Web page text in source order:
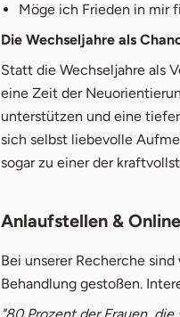
Möge ich Frieden in mir
Die Wechseljahre als
Statt die Wechseljahre als
eine Zeit der
unterstützen und eine
sich selbst liebevolle
sogar zu einer der
Anlaufstellen &
Bei unserer Recherche
Behandlung gestoßen.